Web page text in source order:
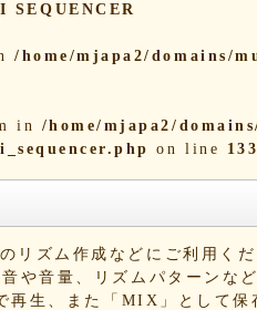
SEQUENCER
/home/mjapa2/domains/
in /home/mjapa2/
on line 133
リズム作成などにご利用くだ
や音量、リズムパターンな
再生、また「MIX」として